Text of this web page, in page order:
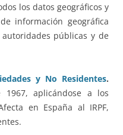
los datos geográficos y
información geográfica
públicas y de
y No Residentes.
1967, aplicándose a los
en España al IRPF,